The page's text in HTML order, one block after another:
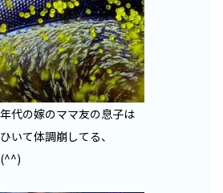
代の嫁のママ友の息子は
いて体調崩してる、